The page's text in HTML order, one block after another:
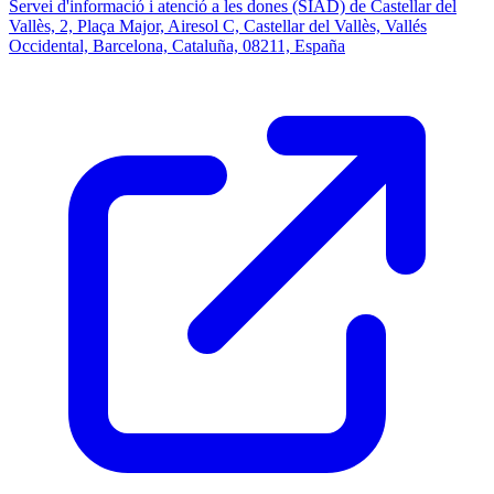
Servei d'informació i atenció a les dones (SIAD) de Castellar del
Vallès, 2, Plaça Major, Airesol C, Castellar del Vallès, Vallés
Occidental, Barcelona, Cataluña, 08211, España